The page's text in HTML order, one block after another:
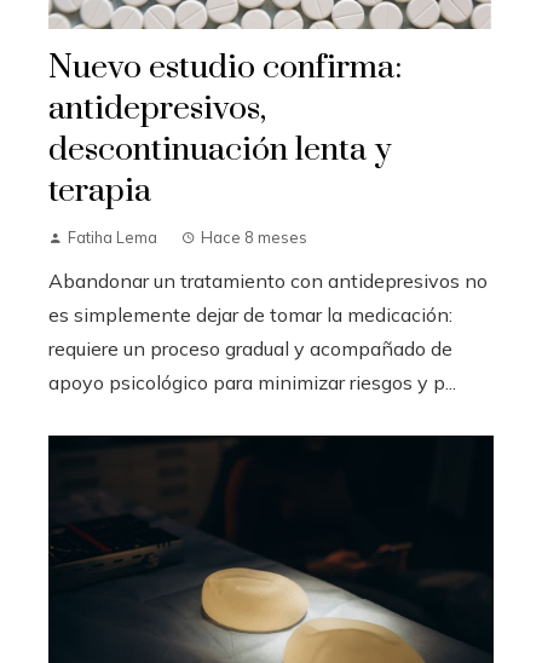
Nuevo estudio confirma:
antidepresivos,
descontinuación lenta y
terapia
Fatiha Lema Hace 8 meses
Abandonar un tratamiento con antidepresivos no
es simplemente dejar de tomar la medicación:
requiere un proceso gradual y acompañado de
apoyo psicológico para minimizar riesgos y p...